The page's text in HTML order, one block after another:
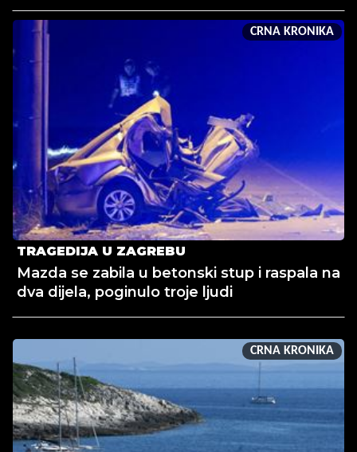
CRNA KRONIKA
TRAGEDIJA U ZAGREBU
Mazda se zabila u betonski stup i raspala na
dva dijela, poginulo troje ljudi
CRNA KRONIKA